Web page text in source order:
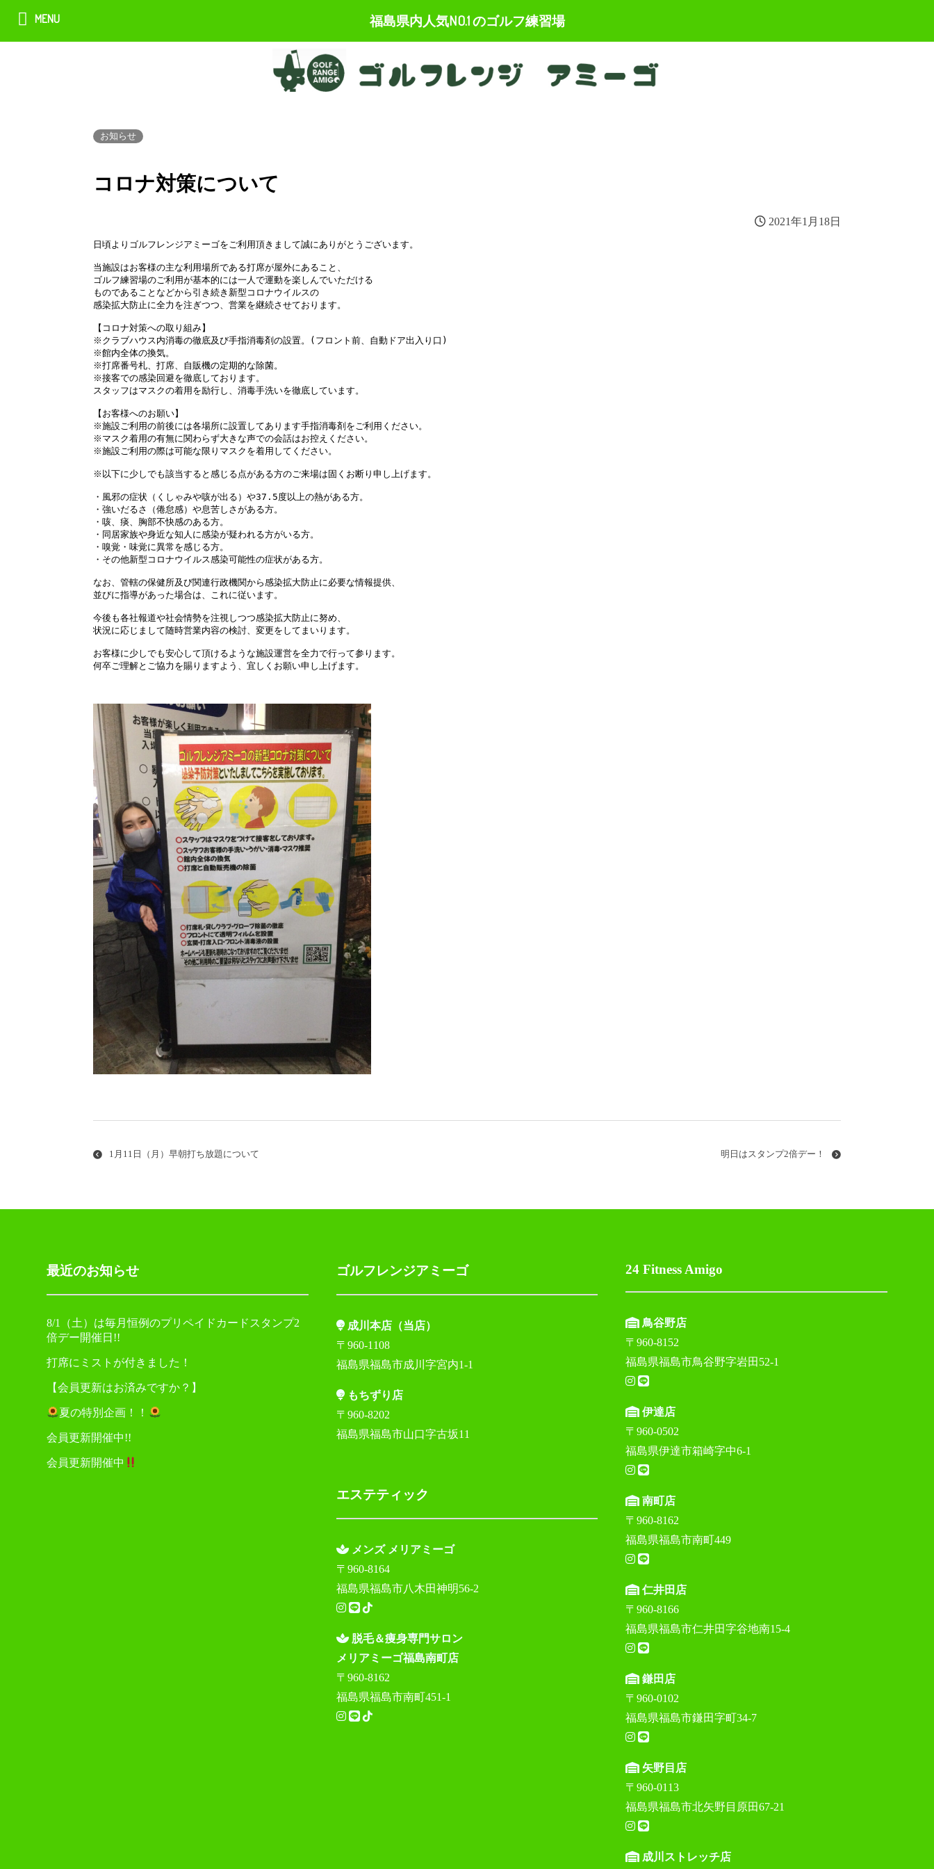
お知らせ
コロナ対策について
2021年1月18日
日頃よりゴルフレンジアミーゴをご利用頂きまして誠にありがとうございます。
当施設はお客様の主な利用場所である打席が屋外にあること、
ゴルフ練習場のご利用が基本的には一人で運動を楽しんでいただける
ものであることなどから引き続き新型コロナウイルスの
感染拡大防止に全力を注ぎつつ、営業を継続させております。
【コロナ対策への取り組み】
※クラブハウス内消毒の徹底及び手指消毒剤の設置。(フロント前、自動ドア出入り口)
※館内全体の換気。
※打席番号札、打席、自販機の定期的な除菌。
※接客での感染回避を徹底しております。
スタッフはマスクの着用を励行し、消毒手洗いを徹底しています。
【お客様へのお願い】
※施設ご利用の前後には各場所に設置してあります手指消毒剤をご利用ください。
※マスク着用の有無に関わらず大きな声での会話はお控えください。
※施設ご利用の際は可能な限りマスクを着用してください。
※以下に少しでも該当すると感じる点がある方のご来場は固くお断り申し上げます。
・風邪の症状（くしゃみや咳が出る）や37.5度以上の熱がある方。
・強いだるさ（倦怠感）や息苦しさがある方。
・咳、痰、胸部不快感のある方。
・同居家族や身近な知人に感染が疑われる方がいる方。
・嗅覚・味覚に異常を感じる方。
・その他新型コロナウイルス感染可能性の症状がある方。
なお、管轄の保健所及び関連行政機関から感染拡大防止に必要な情報提供、
並びに指導があった場合は、これに従います。
今後も各社報道や社会情勢を注視しつつ感染拡大防止に努め、
状況に応じまして随時営業内容の検討、変更をしてまいります。
お客様に少しでも安心して頂けるような施設運営を全力で行って参ります。
何卒ご理解とご協力を賜りますよう、宜しくお願い申し上げます。
稿
ナ
ョ
ン
1月11日（月）早朝打ち放題について 明日はスタンプ2倍デー！
最近のお知らせ
8/1（土）は毎月恒例のプリペイドカードスタンプ2
倍デー開催日!!
打席にミストが付きました！
【会員更新はお済みですか？】
夏の特別企画！！
会員更新開催中!!
会員更新開催中
ゴルフレンジアミーゴ
成川本店（当店）
〒960-1108
福島県福島市成川字宮内1-1
もちずり店
〒960-8202
福島県福島市山口字古坂11
エステティック
メンズ メリアミーゴ
〒960-8164
福島県福島市八木田神明56-2
脱毛＆痩身専門サロン
メリアミーゴ福島南町店
〒960-8162
福島県福島市南町451-1
24 Fitness Amigo
鳥谷野店
〒960-8152
福島県福島市鳥谷野字岩田52-1
伊達店
〒960-0502
福島県伊達市箱崎字中6-1
南町店
〒960-8162
福島県福島市南町449
仁井田店
〒960-8166
福島県福島市仁井田字谷地南15-4
鎌田店
〒960-0102
福島県福島市鎌田字町34-7
矢野目店
〒960-0113
福島県福島市北矢野目原田67-21
成川ストレッチ店
MENU 福島県内人気NO.1 のゴルフ練習場